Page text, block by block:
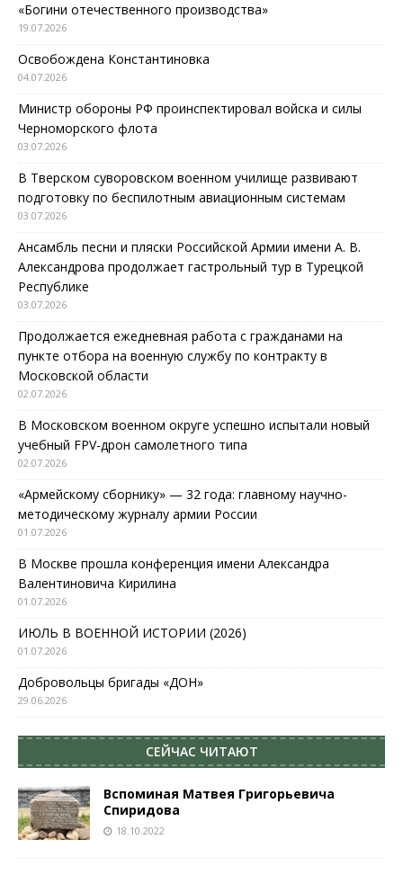
«Богини отечественного производства»
19.07.2026
Освобождена Константиновка
04.07.2026
Министр обороны РФ проинспектировал войска и силы
Черноморского флота
03.07.2026
В Тверском суворовском военном училище развивают
подготовку по беспилотным авиационным системам
03.07.2026
Ансамбль песни и пляски Российской Армии имени А. В.
Александрова продолжает гастрольный тур в Турецкой
Республике
03.07.2026
Продолжается ежедневная работа с гражданами на
пункте отбора на военную службу по контракту в
Московской области
02.07.2026
В Московском военном округе успешно испытали новый
учебный FPV-дрон самолетного типа
02.07.2026
«Армейскому сборнику» — 32 года: главному научно-
методическому журналу армии России
01.07.2026
В Москве прошла конференция имени Александра
Валентиновича Кирилина
01.07.2026
ИЮЛЬ В ВОЕННОЙ ИСТОРИИ (2026)
01.07.2026
Добровольцы бригады «ДОН»
29.06.2026
СЕЙЧАС ЧИТАЮТ
Вспоминая Матвея Григорьевича
Спиридова
18.10.2022